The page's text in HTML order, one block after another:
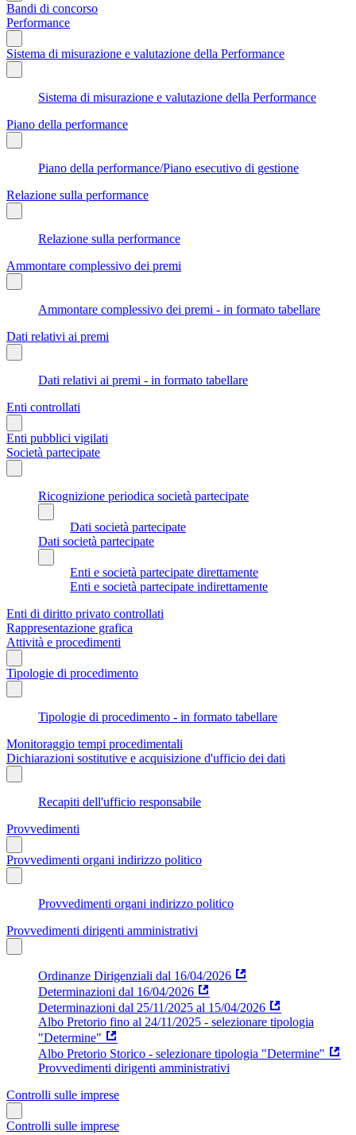
Bandi di concorso
Performance
Sistema di misurazione e valutazione della Performance
Sistema di misurazione e valutazione della Performance
Piano della performance
Piano della performance/Piano esecutivo di gestione
Relazione sulla performance
Relazione sulla performance
Ammontare complessivo dei premi
Ammontare complessivo dei premi - in formato tabellare
Dati relativi ai premi
Dati relativi ai premi - in formato tabellare
Enti controllati
Enti pubblici vigilati
Società partecipate
Ricognizione periodica società partecipate
Dati società partecipate
Dati società partecipate
Enti e società partecipate direttamente
Enti e società partecipate indirettamente
Enti di diritto privato controllati
Rappresentazione grafica
Attività e procedimenti
Tipologie di procedimento
Tipologie di procedimento - in formato tabellare
Monitoraggio tempi procedimentali
Dichiarazioni sostitutive e acquisizione d'ufficio dei dati
Recapiti dell'ufficio responsabile
Provvedimenti
Provvedimenti organi indirizzo politico
Provvedimenti organi indirizzo politico
Provvedimenti dirigenti amministrativi
Ordinanze Dirigenziali dal 16/04/2026
Determinazioni dal 16/04/2026
Determinazioni dal 25/11/2025 al 15/04/2026
Albo Pretorio fino al 24/11/2025 - selezionare tipologia
"Determine"
Albo Pretorio Storico - selezionare tipologia "Determine"
Provvedimenti dirigenti amministrativi
Controlli sulle imprese
Controlli sulle imprese